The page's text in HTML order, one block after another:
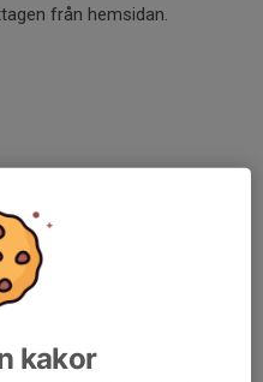
från hemsidan.
kakor